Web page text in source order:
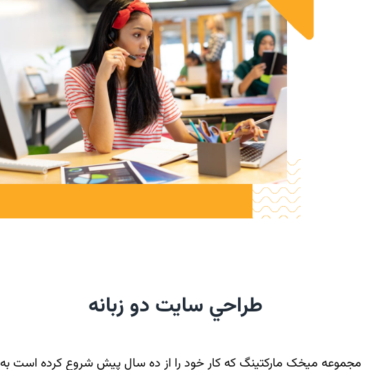
طراحي سايت دو زبانه
مجموعه ميخک مارکتينگ که کار خود را از ده سال پيش شروع کرده است به